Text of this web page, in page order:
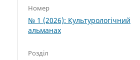
Номер
№ 1 (2026): Культурологічний
альманах
Розділ